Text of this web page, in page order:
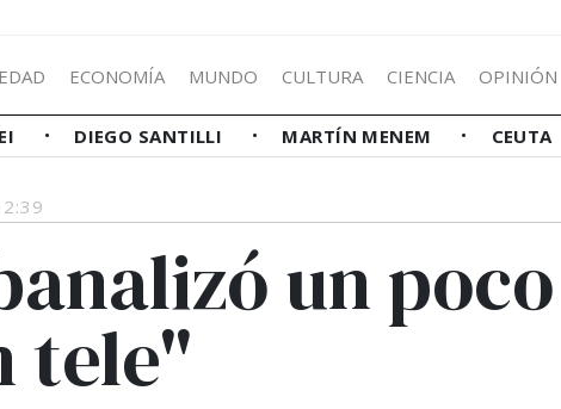
ECONOMÍA MUNDO CULTURA CIENCIA OPINIÓN
DIEGO SANTILLI MARTÍN MENEM CEUTA
un
tele"